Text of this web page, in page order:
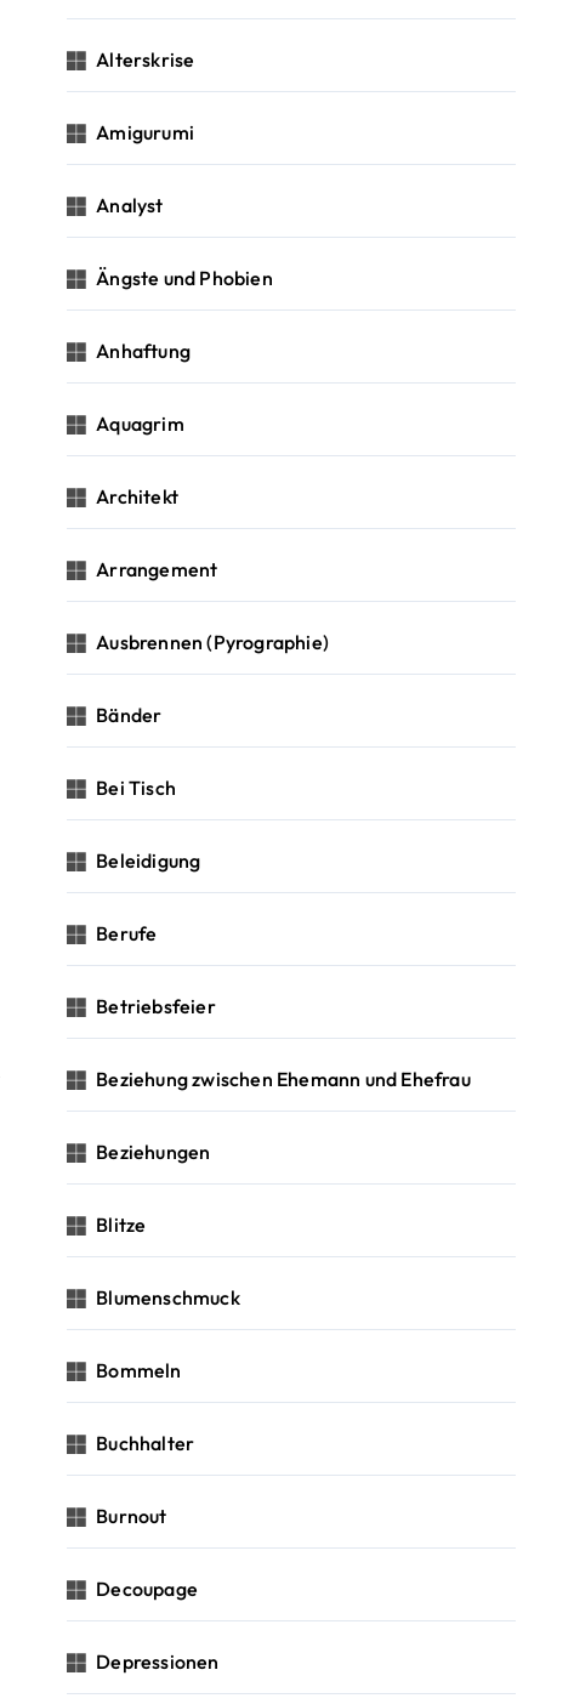
Alterskrise
Amigurumi
Analyst
Ängste und Phobien
Anhaftung
Aquagrim
Architekt
Arrangement
Ausbrennen (Pyrographie)
Bänder
Bei Tisch
Beleidigung
Berufe
Betriebsfeier
Beziehung zwischen Ehemann und Ehefrau
Beziehungen
Blitze
Blumenschmuck
Bommeln
Buchhalter
Burnout
Decoupage
Depressionen